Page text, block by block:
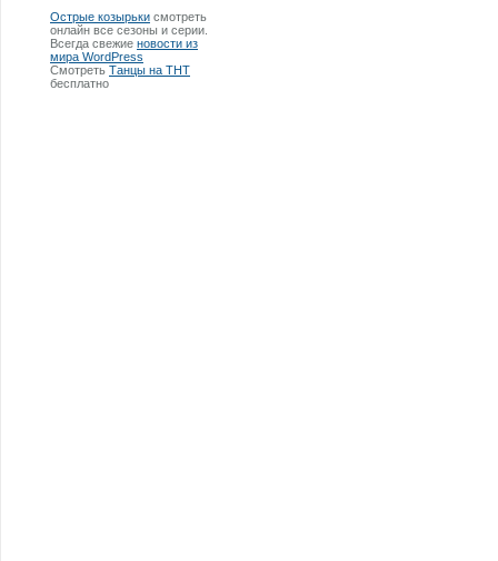
Острые козырьки смотреть
онлайн все сезоны и серии.
Всегда свежие новости из
мира WordPress
Смотреть Танцы на ТНТ
бесплатно